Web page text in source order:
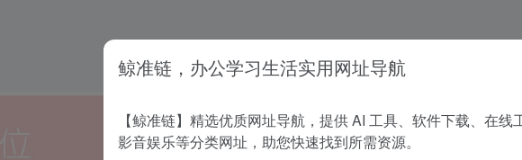
鲸准链，办公学习生活实用网址导航
【鲸准链】精选优质网址导航，提供 AI 工具、软件下载、在线
影音娱乐等分类网址，助您快速找到所需资源。